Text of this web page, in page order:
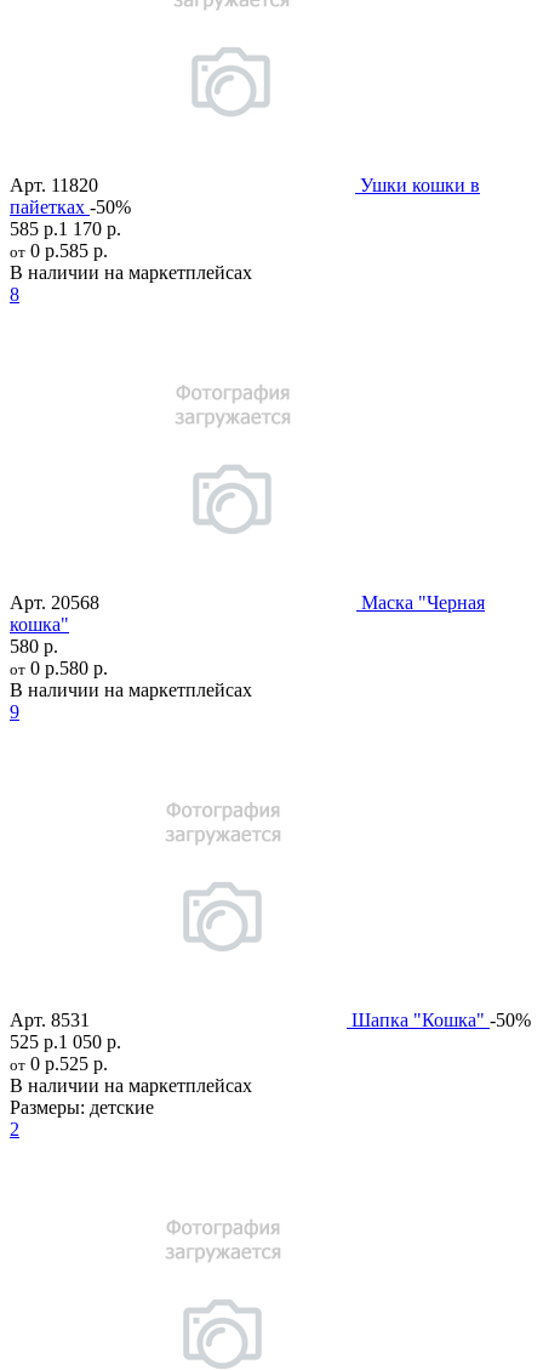
Арт. 11820
Ушки кошки в
пайетках -50%
585 р.1 170 р.
от 0 р.585 р.
В наличии на маркетплейсах
8
Арт. 20568
Маска "Черная
кошка"
580 р.
от 0 р.580 р.
В наличии на маркетплейсах
9
Арт. 8531 Шапка "Кошка" -50%
525 р.1 050 р.
от 0 р.525 р.
В наличии на маркетплейсах
Размеры: детские
2